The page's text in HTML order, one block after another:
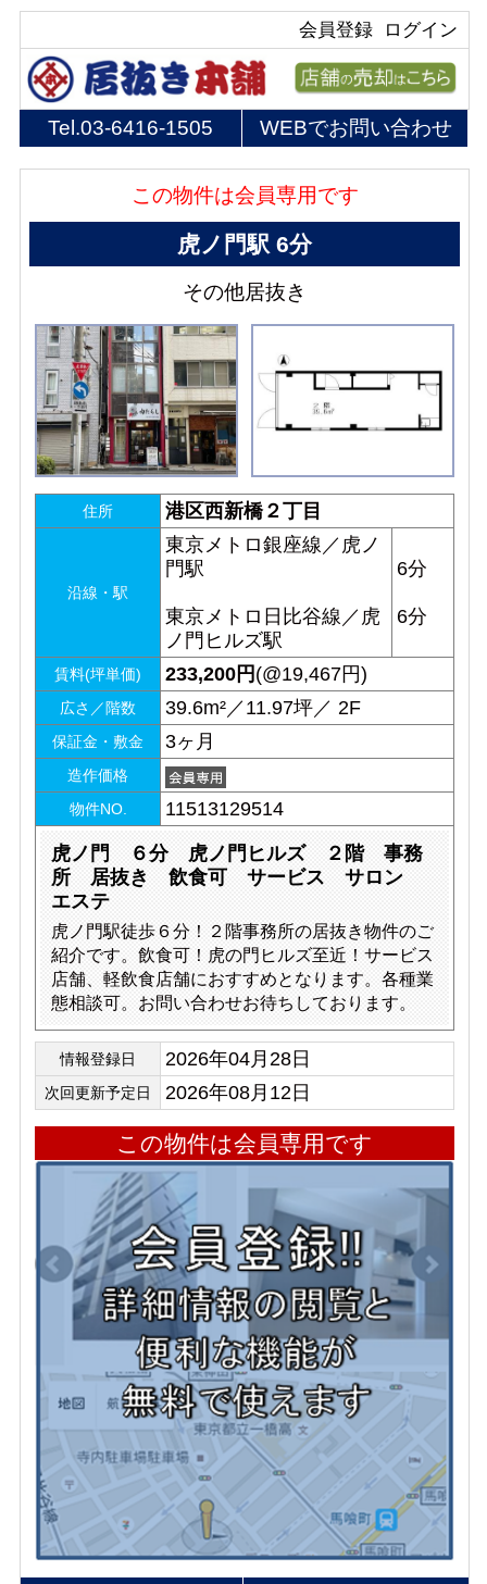
ログイン
会員登録
Tel.03-6416-1505 WEBでお問い合わせ
この物件は会員専用です
虎ノ門駅 6分
その他居抜き
住所 港区西新橋２丁目
沿線・駅
東京メトロ銀座線／虎ノ
門駅
東京メトロ日比谷線／虎
ノ門ヒルズ駅
6分
6分
賃料(坪単価) 233,200円 (@19,467円)
広さ／階数 39.6m²／11.97坪／ 2F
保証金・敷金 3ヶ月
造作価格
物件NO.
11513129514
虎ノ門 ６分 虎ノ門ヒルズ ２階 事務
所 居抜き 飲食可 サービス サロン
エステ
虎ノ門駅徒歩６分！２階事務所の居抜き物件のご
紹介です。飲食可！虎の門ヒルズ至近！サービス
店舗、軽飲食店舗におすすめとなります。各種業
態相談可。お問い合わせお待ちしております。
情報登録日 2026年04月28日
次回更新予定日 2026年08月12日
この物件は会員専用です